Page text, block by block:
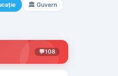
🏛️ Guvern
💬108